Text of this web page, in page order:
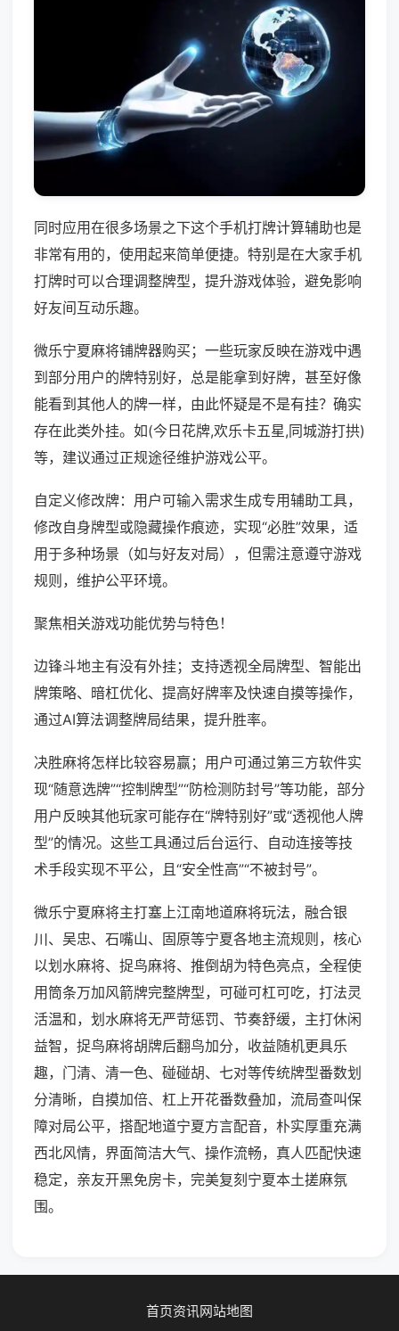
同时应用在很多场景之下这个手机打牌计算辅助也是
非常有用的，使用起来简单便捷。特别是在大家手机
打牌时可以合理调整牌型，提升游戏体验，避免影响
好友间互动乐趣。
微乐宁夏麻将铺牌器购买；一些玩家反映在游戏中遇
到部分用户的牌特别好，总是能拿到好牌，甚至好像
能看到其他人的牌一样，由此怀疑是不是有挂？确实
存在此类外挂。如(今日花牌,欢乐卡五星,同城游打拱)
等，建议通过正规途径维护游戏公平。
自定义修改牌：用户可输入需求生成专用辅助工具，
修改自身牌型或隐藏操作痕迹，实现“必胜”效果，适
用于多种场景（如与好友对局），但需注意遵守游戏
规则，维护公平环境。
聚焦相关游戏功能优势与特色！
边锋斗地主有没有外挂；支持透视全局牌型、智能出
牌策略、暗杠优化、提高好牌率及快速自摸等操作，
通过AI算法调整牌局结果，提升胜率。
决胜麻将怎样比较容易赢；用户可通过第三方软件实
现“随意选牌”“控制牌型”“防检测防封号”等功能，部分
用户反映其他玩家可能存在“牌特别好”或“透视他人牌
型”的情况。这些工具通过后台运行、自动连接等技
术手段实现不平公，且“安全性高”“不被封号”。
微乐宁夏麻将主打塞上江南地道麻将玩法，融合银
川、吴忠、石嘴山、固原等宁夏各地主流规则，核心
以划水麻将、捉鸟麻将、推倒胡为特色亮点，全程使
用筒条万加风箭牌完整牌型，可碰可杠可吃，打法灵
活温和，划水麻将无严苛惩罚、节奏舒缓，主打休闲
益智，捉鸟麻将胡牌后翻鸟加分，收益随机更具乐
趣，门清、清一色、碰碰胡、七对等传统牌型番数划
分清晰，自摸加倍、杠上开花番数叠加，流局查叫保
障对局公平，搭配地道宁夏方言配音，朴实厚重充满
西北风情，界面简洁大气、操作流畅，真人匹配快速
稳定，亲友开黑免房卡，完美复刻宁夏本土搓麻氛
围。
首页资讯网站地图